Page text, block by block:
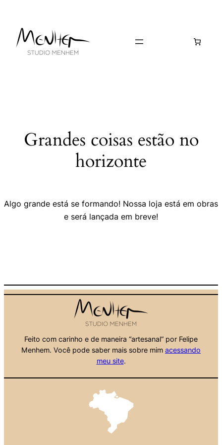
Grandes coisas estão no
horizonte
Algo grande está se formando! Nossa loja está em obras
e será lançada em breve!
Feito com carinho e de maneira “artesanal” por Felipe
Menhem. Você pode saber mais sobre mim acessando
meu site.